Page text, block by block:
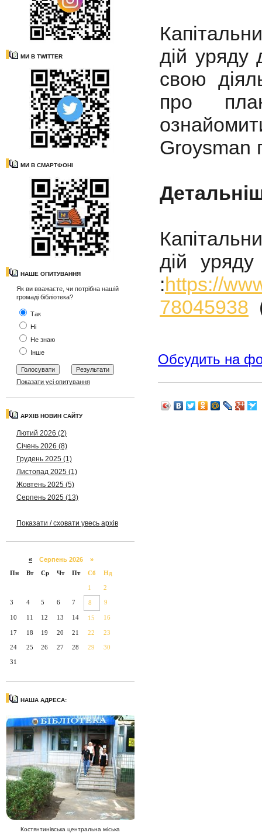
МИ В TWITTER
МИ В СМАРТФОНІ
НАШЕ ОПИТУВАННЯ
Як ви вважаєте, чи потрібна нашій
громаді бібліотека?
Так
Ні
Не знаю
Інше
Показати усі опитування
АРХІВ НОВИН САЙТУ
Лютий 2026 (2)
Січень 2026 (8)
Грудень 2025 (1)
Листопад 2025 (1)
Жовтень 2025 (5)
Серпень 2025 (13)
Показати / сховати увесь архів
« Серпень 2026 »
Пн
Вт Ср Чт Пт Сб Нд
1 2
3 4 5 6 7 8 9
10 11 12 13 14 15 16
17 18 19 20 21 22 23
24 25 26 27 28 29 30
31
НАША АДРЕСА:
Костянтинівська центральна міська
дій
свою
про
Groysman
дій
:https://
78045938
Обсудить на